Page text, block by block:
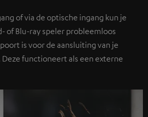
of via de optische ingang kun je
of Blu-ray speler probleemloos
is voor de aansluiting van je
functioneert als een externe